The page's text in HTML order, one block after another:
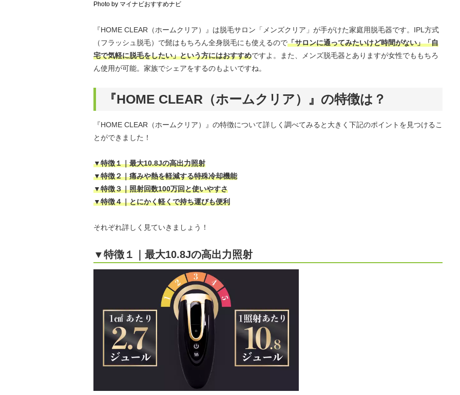
Photo by マイナビおすすめナビ
『HOME CLEAR（ホームクリア）』は脱毛サロン「メンズクリア」が手がけた家庭用脱毛器です。IPL方式
（フラッシュ脱毛）で髭はもちろん全身脱毛にも使えるので「サロンに通ってみたいけど時間がない」「自
宅で気軽に脱毛をしたい」という方にはおすすめですよ。また、メンズ脱毛器とありますが女性でももちろ
ん使用が可能。家族でシェアをするのもよいですね。
『HOME CLEAR（ホームクリア）』の特徴は？
『HOME CLEAR（ホームクリア）』の特徴について詳しく調べてみると大きく下記のポイントを見つけるこ
とができました！
▼特徴１｜最大10.8Jの高出力照射
▼特徴２｜痛みや熱を軽減する特殊冷却機能
▼特徴３｜照射回数100万回と使いやすさ
▼特徴４｜とにかく軽くで持ち運びも便利
それぞれ詳しく見ていきましょう！
▼特徴１｜最大10.8Jの高出力照射